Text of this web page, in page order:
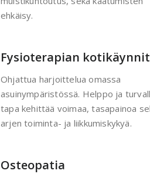
ehkäisy.
Fysioterapian kotikäynnit
Ohjattua harjoittelua omassa
asuinympäristössä. Helppo ja
tapa kehittää voimaa, tasapainoa
arjen toiminta- ja liikkumiskykyä.
Osteopatia